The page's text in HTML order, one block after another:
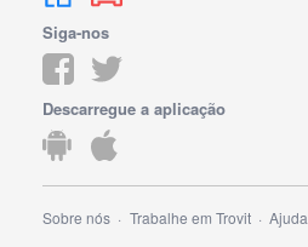
Siga-nos
Descarregue a aplicação
Sobre nós Trabalhe em Trovit Ajuda